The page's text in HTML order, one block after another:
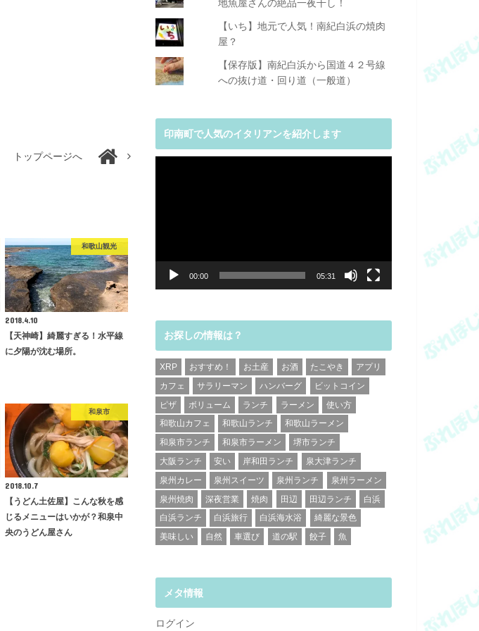
トップページへ
和歌山観光
2018.4.10
【天神崎】綺麗すぎる！水平線
に夕陽が沈む場所。
和泉市
2018.10.7
【うどん土佐屋】こんな秋を感
じるメニューはいかが？和泉中
央のうどん屋さん
地魚屋さんの絶品一夜干し！
【いち】地元で人気！南紀白浜の焼肉
屋？
【保存版】南紀白浜から国道４２号線
への抜け道・回り道（一般道）
印南町で人気のイタリアンを紹介します
00:00 05:31
お探しの情報は？
XRP おすすめ！ お土産 お酒 たこやき
アプリ
カフェ
サラリーマン ハンバーグ
ビットコイン
ピザ
ボリューム ランチ ラーメン
使い方
和歌山カフェ
和歌山ランチ
和歌山ラーメン
和泉市ランチ
和泉市ラーメン
堺市ランチ
大阪ランチ
安い 岸和田ランチ
泉大津ランチ
泉州カレー
泉州スイーツ 泉州ランチ
泉州ラーメン
泉州焼肉
深夜営業 焼肉 田辺 田辺ランチ
白浜
白浜ランチ
白浜旅行 白浜海水浴
綺麗な景色
美味しい
自然 車選び 道の駅 餃子 魚
メタ情報
ログイン